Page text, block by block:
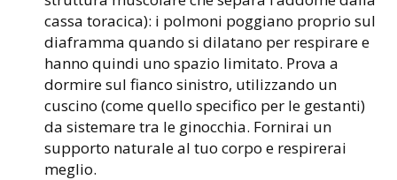
cassa toracica): i polmoni poggiano proprio sul
diaframma quando si dilatano per respirare e
hanno quindi uno spazio limitato. Prova a
dormire sul fianco sinistro, utilizzando un
cuscino (come quello specifico per le gestanti)
da sistemare tra le ginocchia. Fornirai un
supporto naturale al tuo corpo e respirerai
meglio.